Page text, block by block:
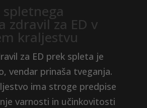
zdravil za ED v
kraljestvu
za ED prek spleta je
vendar prinaša tveganja.
ima stroge predpise
varnosti in učinkovitosti